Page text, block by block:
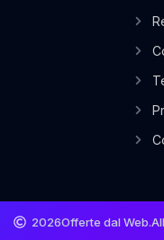
2026Offerte dal Web.